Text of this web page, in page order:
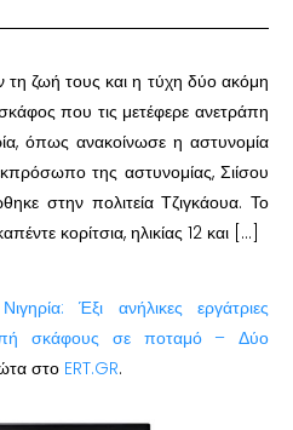
τη ζωή τους και η τύχη δύο ακόμη
που τις μετέφερε ανετράπη
όπως ανακοίνωσε η αστυνομία
της αστυνομίας, Σιίσου
στην πολιτεία Τζιγκάουα. Το
κορίτσια, ηλικίας 12 και […]
Έξι ανήλικες εργάτριες
σκάφους σε ποταμό – Δύο
στο ERT.GR.